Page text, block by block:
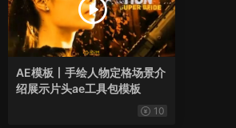
AE模板丨手绘人物定格场景介
绍展示片头ae工具包模板
10